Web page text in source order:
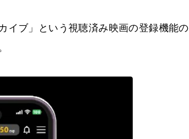
イブ」という視聴済み映画の登録機能の